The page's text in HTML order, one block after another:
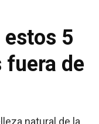
estos 5
fuera de
natural de la